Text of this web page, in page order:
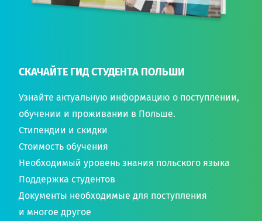
СКАЧАЙТЕ ГИД СТУДЕНТА ПОЛЬШИ
Узнайте актуальную информацию о поступлении,
обучении и проживании в Польше.
Стипендии и скидки
Стоимость обучения
Необходимый уровень знания польского языка
Поддержка студентов
Документы необходимые для поступления
и многое другое